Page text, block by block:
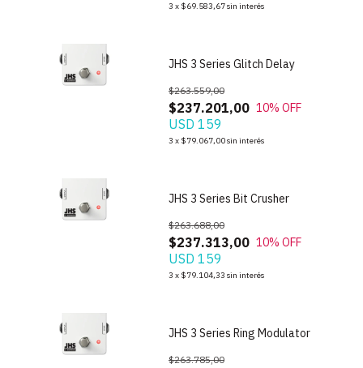
3 x $69.583,67sin interés
JHS 3 Series Glitch Delay
$237.201,00
$263.559,00
10% OFF
USD 159
3 x $79.067,00sin interés
JHS 3 Series Bit Crusher
$237.313,00
$263.688,00
10% OFF
USD 159
3 x $79.104,33 sin interés
JHS 3 Series Ring Modulator
$263.785,00